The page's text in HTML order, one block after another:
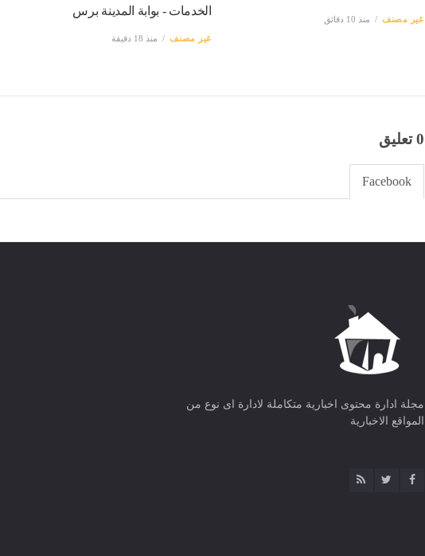
غير مصنف منذ 10 دقائق
الخدمات - بوابة المدينة برس
غير مصنف منذ 18 دقيقة
0 تعليق
Facebook
مجلة ادارة محتوى اخبارية متكاملة لادارة اى نوع من
المواقع الاخبارية